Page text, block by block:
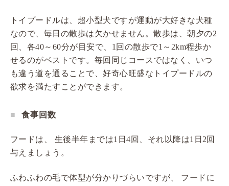
トイプードルは、超小型犬ですが運動が大好きな犬種
なので、毎日の散歩は欠かせません。散歩は、朝夕の2
回、各40～60分が目安で、1回の散歩で1～2km程歩か
せるのがベストです。毎回同じコースではなく、いつ
も違う道を通ることで、好奇心旺盛なトイプードルの
欲求を満たすことができます。
食事回数
フードは、 生後半年までは1日4回、それ以降は1日2回
与えましょう。
ふわふわの毛で体型が分かりづらいですが、 フードに